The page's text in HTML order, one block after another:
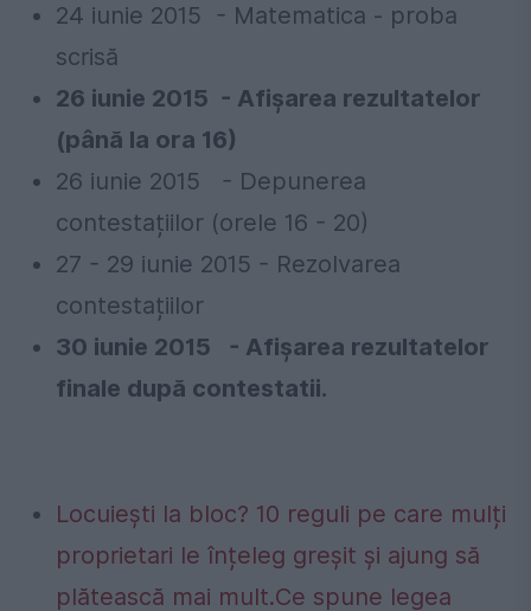
24 iunie 2015 - Matematica - proba
scrisă
26 iunie 2015 - Afișarea rezultatelor
(până la ora 16)
26 iunie 2015 - Depunerea
contestațiilor (orele 16 - 20)
27 - 29 iunie 2015 - Rezolvarea
contestațiilor
30 iunie 2015 - Afișarea rezultatelor
finale după contestatii.
Locuiești la bloc? 10 reguli pe care mulți
proprietari le înțeleg greșit și ajung să
plătească mai mult.Ce spune legea